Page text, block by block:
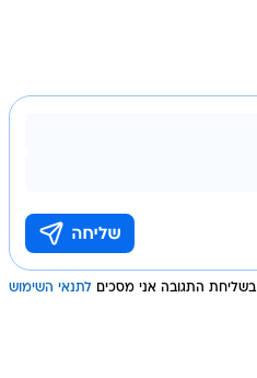
בשליחת התגובה אני מסכים לתנאי השימוש